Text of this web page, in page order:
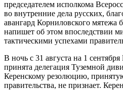
председателем исполкома
во внутренние дела русских,
авангард Корниловского мятежа
напишет об этом впоследствии
тактическими успехами
В ночь с 31 августа на 1
принята делегация Туземной
Керенскому резолюцию,
правительства, не признает.